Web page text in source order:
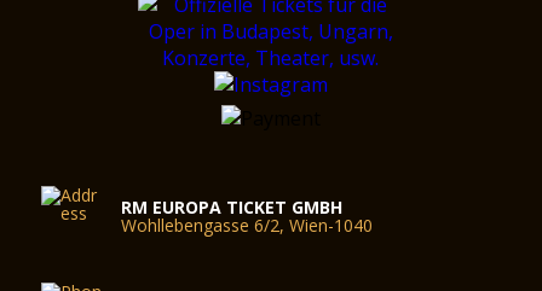
RM EUROPA TICKET GMBH
Wohllebengasse 6/2, Wien-1040